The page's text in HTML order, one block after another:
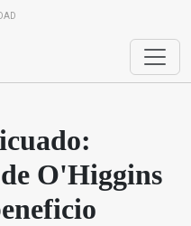
O'Higgins